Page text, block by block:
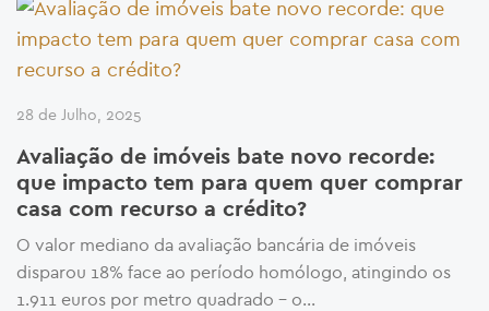
28 de Julho, 2025
Avaliação de imóveis bate novo recorde:
que impacto tem para quem quer comprar
casa com recurso a crédito?
O valor mediano da avaliação bancária de imóveis
disparou 18% face ao período homólogo, atingindo os
1.911 euros por metro quadrado – o...